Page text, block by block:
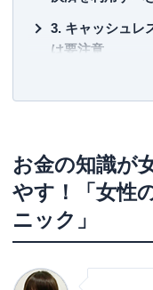
キャッシュレ
は要注意
上手に管理し
おすすめ
原因になり得る
キャッシュレ
ントの二重取り
主婦の方がキ
お金の知識が
やす！「女性
ニック」